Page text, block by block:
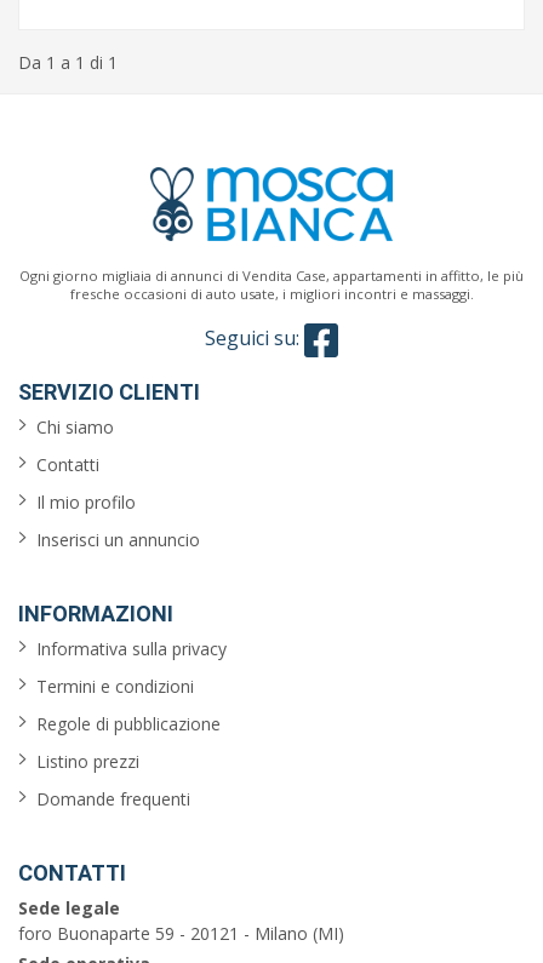
arredato
balcone
garage
piscina
vista
sul
mare
Cerca
Torino
Da 1 a 1 di 1
Ogni giorno migliaia di annunci di Vendita Case, appartamenti in affitto, le più
fresche occasioni di auto usate, i migliori incontri e massaggi.
Seguici su:
SERVIZIO CLIENTI
Chi siamo
Contatti
Il mio profilo
Inserisci un annuncio
INFORMAZIONI
Informativa sulla privacy
Termini e condizioni
Regole di pubblicazione
Listino prezzi
Domande frequenti
CONTATTI
Sede legale
foro Buonaparte 59 - 20121 - Milano (MI)